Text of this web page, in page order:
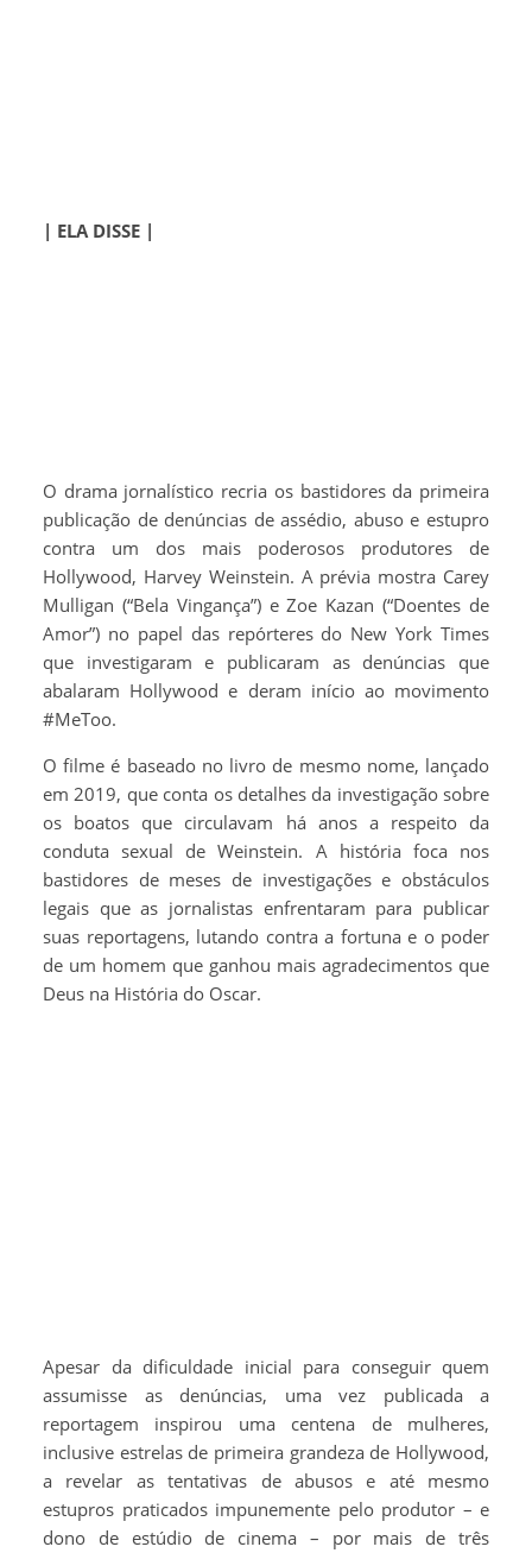
| ELA DISSE |
O drama jornalístico recria os bastidores da primeira
publicação de denúncias de assédio, abuso e estupro
contra um dos mais poderosos produtores de
Hollywood, Harvey Weinstein. A prévia mostra Carey
Mulligan (“Bela Vingança”) e Zoe Kazan (“Doentes de
Amor”) no papel das repórteres do New York Times
que investigaram e publicaram as denúncias que
abalaram Hollywood e deram início ao movimento
#MeToo.
O filme é baseado no livro de mesmo nome, lançado
em 2019, que conta os detalhes da investigação sobre
os boatos que circulavam há anos a respeito da
conduta sexual de Weinstein. A história foca nos
bastidores de meses de investigações e obstáculos
legais que as jornalistas enfrentaram para publicar
suas reportagens, lutando contra a fortuna e o poder
de um homem que ganhou mais agradecimentos que
Deus na História do Oscar.
Apesar da dificuldade inicial para conseguir quem
assumisse as denúncias, uma vez publicada a
reportagem inspirou uma centena de mulheres,
inclusive estrelas de primeira grandeza de Hollywood,
a revelar as tentativas de abusos e até mesmo
estupros praticados impunemente pelo produtor – e
dono de estúdio de cinema – por mais de três